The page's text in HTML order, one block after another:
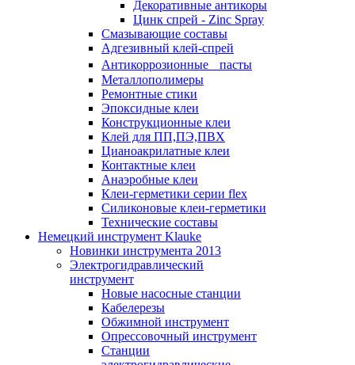
Декоративные антикоры
Цинк спрей - Zinc Spray
Смазывающие составы
Адгезивный клей-спрей
Антикоррозионные пасты
Металлополимеры
Ремонтные стики
Эпоксидные клеи
Конструкционные клеи
Клей для ПП,ПЭ,ПВХ
Цианоакрилатные клеи
Контактные клеи
Анаэробные клеи
Клеи-герметики серии flex
Силиконовые клеи-герметики
Технические составы
Немецкий инструмент Klauke
Новинки инструмента 2013
Электрогидравлический
инструмент
Новые насосные станции
Кабелерезы
Обжимной инструмент
Опрессовочный инструмент
Станции